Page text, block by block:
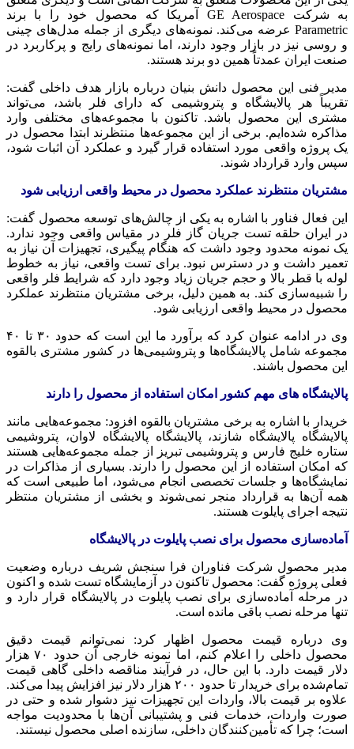
به شرکت GE Aerospace آمریکا که محصول خود را با برند
Parametric عرضه می‌کند. نمونه‌های دیگری از جمله مدل‌های چینی
و روسی نیز در بازار وجود دارند، اما نمونه‌های رایج و پرکاربرد در
صنعت ایران عمدتاً همین دو برند هستند.
مدیر فنی این محصول دانش بنیان درباره بازار هدف داخلی گفت:
تقریباً هر پالایشگاه و پتروشیمی که دارای فلر باشد، می‌تواند
مشتری این محصول باشد. تاکنون با مجموعه‌های مختلفی وارد
مذاکره شده‌ایم. برخی از این مجموعه‌ها منتظرند ابتدا محصول در
یک پروژه واقعی مورد استفاده قرار گیرد و عملکرد آن اثبات شود،
سپس وارد قرارداد شوند.
مشتریان منتظرند عملکرد محصول در محیط واقعی ارزیابی شود
این فعال فناور با اشاره به یکی از چالش‌های توسعه محصول گفت:
در ایران حلقه تست جریان گاز فلر در مقیاس واقعی وجود ندارد.
یک نمونه محدود وجود داشت که هنگام پیگیری، تجهیزات آن نیاز به
تعمیر داشت و در دسترس نبود. برای تست واقعی، نیاز به خطوط
لوله با قطر بالا و حجم جریان زیاد وجود دارد که شرایط فلر واقعی
را شبیه‌سازی کند. به همین دلیل، برخی مشتریان منتظرند عملکرد
محصول در محیط واقعی ارزیابی شود.
وی در ادامه عنوان کرد که برآورد ما این است که حدود ۳۰ تا ۴۰
مجموعه شامل پالایشگاه‌ها و پتروشیمی‌ها در کشور مشتری بالقوه
این محصول باشند.
پالایشگاه های مهم کشور امکان استفاده از محصول را دارند
خریدار با اشاره به برخی مشتریان بالقوه افزود: مجموعه‌هایی مانند
پالایشگاه پالایشگاه شازند، پالایشگاه پالایشگاه لاوان، پتروشیمی
ستاره خلیج فارس و پتروشیمی تبریز از جمله مجموعه‌هایی هستند
که امکان استفاده از این محصول را دارند. بسیاری از مذاکرات در
نمایشگاه‌ها و جلسات تخصصی انجام می‌شود، اما طبیعی است که
همه آن‌ها به قرارداد منجر نمی‌شوند و بخشی از مشتریان منتظر
نتیجه اجرای پایلوت هستند.
آماده‌سازی محصول برای نصب پایلوت در پالایشگاه
مدیر محصول شرکت فناوران فرا سنجش شریف درباره وضعیت
فعلی پروژه گفت: محصول تاکنون در آزمایشگاه تست شده و اکنون
در مرحله آماده‌سازی برای نصب پایلوت در پالایشگاه قرار دارد و
تنها مرحله نصب باقی مانده است.
وی درباره قیمت محصول اظهار کرد: نمی‌توانم قیمت دقیق
محصول داخلی را اعلام کنم، اما نمونه خارجی آن حدود ۷۰ هزار
دلار قیمت دارد. با این حال، در فرآیند مناقصه داخلی گاهی قیمت
تمام‌شده برای خریدار تا حدود ۲۰۰ هزار دلار نیز افزایش پیدا می‌کند.
علاوه بر قیمت بالا، واردات این تجهیزات نیز دشوار شده و حتی در
صورت واردات، خدمات فنی و پشتیبانی آن‌ها با محدودیت مواجه
است؛ چرا که تأمین‌کنندگان داخلی، سازنده اصلی محصول نیستند.